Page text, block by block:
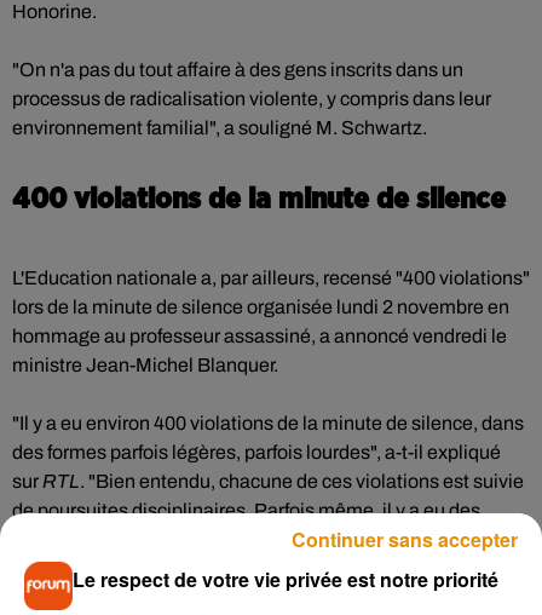
Honorine.
"On n'a pas du tout affaire à des gens inscrits dans un
processus de radicalisation violente, y compris dans leur
environnement familial", a souligné M. Schwartz.
400 violations de la minute de silence
L'Education nationale a, par ailleurs, recensé "400 violations"
lors de la minute de silence organisée lundi 2 novembre en
hommage au professeur assassiné, a annoncé vendredi le
ministre Jean-Michel Blanquer.
"Il y a eu environ 400 violations de la minute de silence, dans
des formes parfois légères, parfois lourdes", a-t-il expliqué
sur RTL. "Bien entendu, chacune de ces violations est suivie
de poursuites disciplinaires. Parfois même, il y a eu des
poursuites pénales dans certains cas."
Ces cas les plus graves, où des poursuites pénales sont
Le respect de votre vie privée est notre priorité
Continuer sans accepter